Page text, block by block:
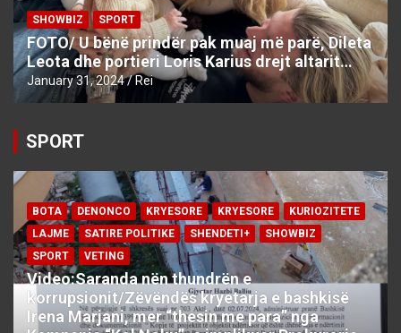
SHOWBIZ SPORT
FOTO/ U bënë prindër pak muaj më parë, Dileta
Leota dhe portieri Loris Karius drejt altarit…
January 31, 2024 Rei
SPORT
BOTA DENONCO KRYESORE KRYESORE
KURIOZITETE
LAJME
SATIRE POLITIKE SHENDETI+
SHOWBIZ
SPORT
VETING
Video:Saranda nën thundrën e
korrupsionit/Zëvëndës kryetarja e bashkisë
Irena Marjani, mer “thesin me para” nga